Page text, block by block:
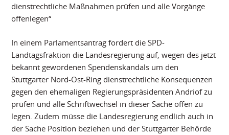
dienstrechtliche Maßnahmen prüfen und alle Vorgänge
offenlegen“
In einem Parlamentsantrag fordert die SPD-
Landtagsfraktion die Landesregierung auf, wegen des jetzt
bekannt gewordenen Spendenskandals um den
Stuttgarter Nord-Ost-Ring dienstrechtliche Konsequenzen
gegen den ehemaligen Regierungspräsidenten Andriof zu
prüfen und alle Schriftwechsel in dieser Sache offen zu
legen. Zudem müsse die Landesregierung endlich auch in
der Sache Position beziehen und der Stuttgarter Behörde